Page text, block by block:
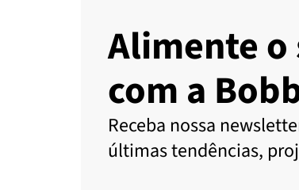
Alimente
com a
Receba nossa
últimas tendências,